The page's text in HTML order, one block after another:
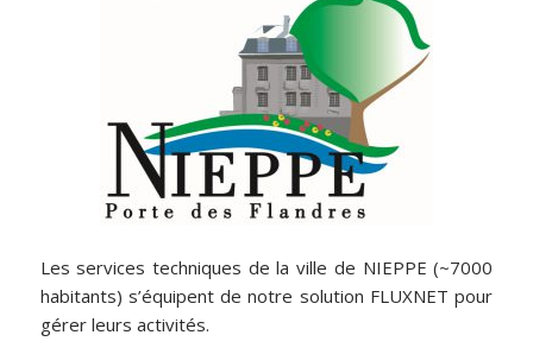
Les services techniques de la ville de NIEPPE (~7000
habitants) s’équipent de notre solution FLUXNET pour
gérer leurs activités.